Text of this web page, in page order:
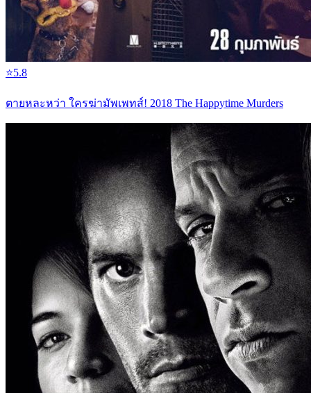
⭐5.8
ตายหละหว่า ใครฆ่ามัพเพทส์! 2018 The Happytime Murders